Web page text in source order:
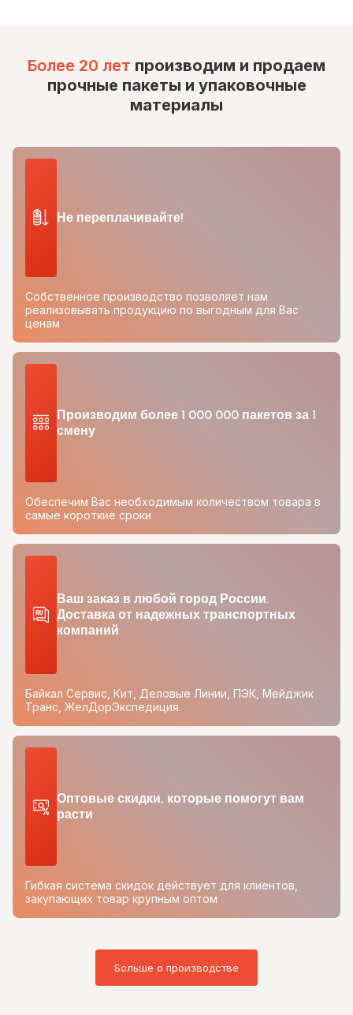
Более 20 лет производим и продаем
прочные пакеты и упаковочные
материалы
Не переплачивайте!
Собственное производство позволяет нам
реализовывать продукцию по выгодным для Вас
ценам
Производим более 1 000 000 пакетов за 1
смену
Обеспечим Вас необходимым количеством товара в
самые короткие сроки
Ваш заказ в любой город России.
Доставка от надежных транспортных
компаний
Байкал Сервис, Кит, Деловые Линии, ПЭК, Мейджик
Транс, ЖелДорЭкспедиция
Оптовые скидки, которые помогут вам
расти
Гибкая система скидок действует для клиентов,
закупающих товар крупным оптом
Больше о производстве